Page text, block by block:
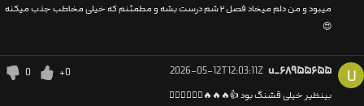
میبود و من دلم میخاد فصل ۲ شم درست بشه و مطمئنم که خیلی مخاطب جذب میکنه
😍
U u_۶۸۹۵۵۶۵۵ 2026-05-12T12:03:11Z
+0
0
بینظیر خیلی قشنگ بود 👍🔥🔥🔥❤️‍🔥❤️‍🔥❤️‍🔥